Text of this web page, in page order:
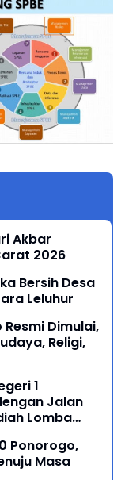
Akbar
2026
Bersih Desa
Leluhur
Dimulai,
Religi,
1
Jalan
Lomba
Ponorogo,
Masa